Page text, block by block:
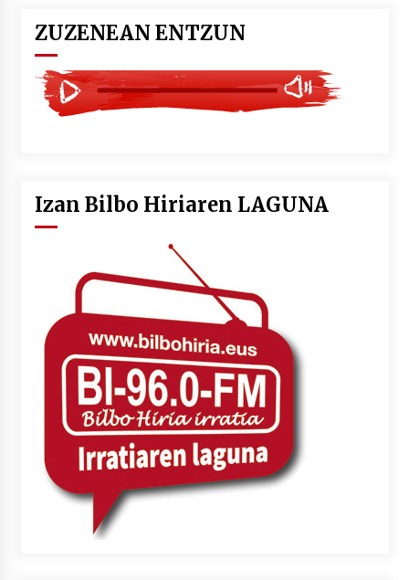
ZUZENEAN ENTZUN
Izan Bilbo Hiriaren LAGUNA